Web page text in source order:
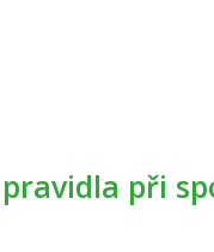
pravidla při